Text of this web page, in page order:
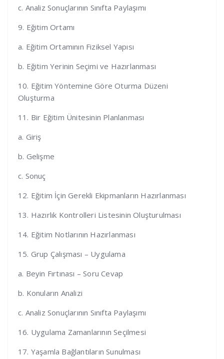
c. Analiz Sonuçlarının Sınıfta Paylaşımı
9. Eğitim Ortamı
a. Eğitim Ortamının Fiziksel Yapısı
b. Eğitim Yerinin Seçimi ve Hazırlanması
10. Eğitim Yöntemine Göre Oturma Düzeni
Oluşturma
11. Bir Eğitim Ünitesinin Planlanması
a. Giriş
b. Gelişme
c. Sonuç
12. Eğitim İçin Gerekli Ekipmanların Hazırlanması
13. Hazırlık Kontrolleri Listesinin Oluşturulması
14. Eğitim Notlarının Hazırlanması
15. Grup Çalışması – Uygulama
a. Beyin Fırtınası – Soru Cevap
b. Konuların Analizi
c. Analiz Sonuçlarının Sınıfta Paylaşımı
16. Uygulama Zamanlarının Seçilmesi
17. Yaşamla Bağlantıların Sunulması